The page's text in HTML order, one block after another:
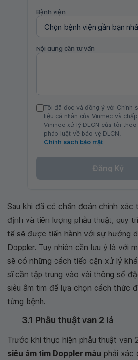
Bệnh viện
Nội dung cần tư vấn
Tôi đã đọc và đồng ý với Chính
liệu cá nhân của Vinmec và
Vinmec xử lý DLCN của tôi theo
pháp luật về bảo vệ DLCN.
Chính sách bảo mật
Đăng Ký
Sau khi đã có chẩn đoán chính xác
định và tiên lượng phẫu thuật, quy
tế sẽ được tiến hành với sự hướng
Doppler. Tuy nhiên cần lưu ý là với
sẽ có những cách tiếp cận xử lý
sĩ cần tập trung vào vài thông số
siêu âm tim để lựa chọn cách thức
từng bệnh.
3.1 Phẫu thuật van 2 lá
Trước khi thực hiện phẫu thuật van
siêu âm tim Doppler màu phải xác